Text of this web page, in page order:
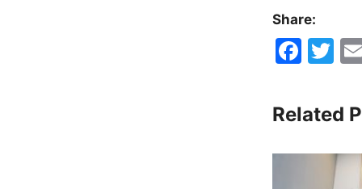
Share:
F
c
e
b
T
itt
er
Related